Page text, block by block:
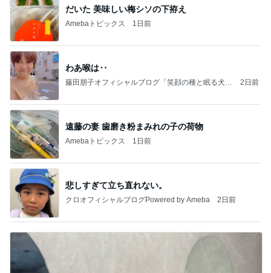
だいた 美味しい梅シソの下拵え
Amebaトピックス 1日前
わあ喉は‥
藤田朋子オフィシャルブログ「笑顔の種と眠る犬」
2日前
遠藤の妻 歯磨き粉まみれの子の荷物
Amebaトピックス 1日前
悲しすぎて立ち直れない。
クロオフィシャルブログPowered by Ameba 2日前